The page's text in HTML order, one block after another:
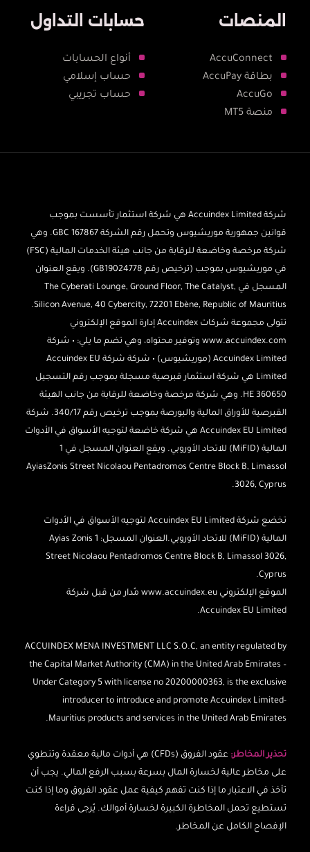
المنصات
AccuConnect
بطاقة AccuPay
AccuGo
منصة MT5
حسابات التداول
أنواع الحسابات
حساب إسلامي
حساب تجريبي
شركة Accuindex Limited هي شركة استثمار تأسست بموجب
قوانين جمهورية موريشيوس وتحمل رقم الشركة 167867 GBC. وهي
شركة مرخصة وخاضعة للرقابة من جانب هيئة الخدمات المالية (FSC)
في موريشيوس بموجب (ترخيص رقم GB19024778). ويقع العنوان
المسجل في The Cyberati Lounge, Ground Floor, The Catalyst,
Silicon Avenue, 40 Cybercity, 72201 Ebène, Republic of Mauritius.
تتولى مجموعة شركات Accuindex إدارة الموقع الإلكتروني
www.accuindex.com وتوفير محتواه، وهي تضم ما يلي: • شركة
Accuindex Limited (موريشيوس) • شركة شركة Accuindex EU
Limited هي شركة استثمار قبرصية مسجلة بموجب رقم التسجيل
HE 360650. وهي شركة مرخصة وخاضعة للرقابة من جانب الهيئة
القبرصية للأوراق المالية والبورصة بموجب ترخيص رقم 340/17. شركة
Accuindex EU Limited هي شركة خاضعة لتوجيه الأسواق في الأدوات
المالية (MiFID) للاتحاد الأوروبي. ويقع العنوان المسجل في 1
AyiasZonis Street Nicolaou Pentadromos Centre Block B, Limassol
3026, Cyprus.
تخضع شركة Accuindex EU Limited لتوجيه الأسواق في الأدوات
المالية (MiFID) للاتحاد الأوروبي.
العنوان المسجل: 1 Ayias Zonis
Street Nicolaou Pentadromos Centre Block B, Limassol 3026,
Cyprus.
الموقع الإلكتروني www.accuindex.eu مُدار من قبل شركة
Accuindex EU Limited.
ACCUINDEX MENA INVESTMENT LLC S.O.C, an entity regulated by
the Capital Market Authority (CMA) in the United Arab Emirates –
Under Category 5 with license no 20200000363, is the exclusive
introducer to introduce and promote Accuindex Limited-
Mauritius products and services in the United Arab Emirates.
تحذير المخاطر:
عقود الفروق (CFDs) هي أدوات مالية معقدة وتنطوي
على مخاطر عالية لخسارة المال بسرعة بسبب الرفع المالي. يجب أن
تأخذ في الاعتبار ما إذا كنت تفهم كيفية عمل عقود الفروق وما إذا كنت
تستطيع تحمل المخاطرة الكبيرة لخسارة أموالك. يُرجى قراءة
الإفصاح الكامل عن المخاطر.